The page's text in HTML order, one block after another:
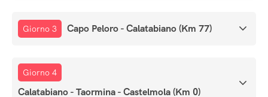
Giorno 3 Capo Peloro - Calatabiano (Km 77)
Giorno 4
Calatabiano - Taormina - Castelmola (Km 0)